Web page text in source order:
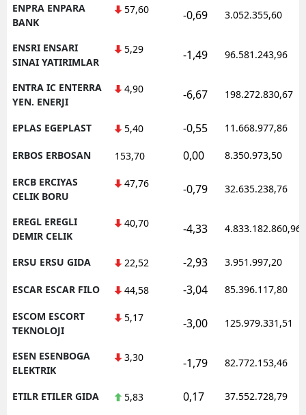
ENPRA ENPARA
BANK
57,60 -0,69 3.052.355,60
ENSRI ENSARI
SINAI YATIRIMLAR
5,29 -1,49 96.581.243,96
ENTRA IC ENTERRA
YEN. ENERJI
4,90 -6,67 198.272.830,67
EPLAS EGEPLAST 5,40 -0,55 11.668.977,86
ERBOS ERBOSAN 153,70 0,00 8.350.973,50
ERCB ERCIYAS
CELIK BORU
47,76 -0,79 32.635.238,76
EREGL EREGLI
DEMIR CELIK
40,70 -4,33 4.833.182.860,96
ERSU ERSU GIDA 22,52 -2,93 3.951.997,20
ESCAR ESCAR FILO 44,58 -3,04 85.396.117,80
ESCOM ESCORT
TEKNOLOJI
5,17 -3,00 125.979.331,51
ESEN ESENBOGA
ELEKTRIK
3,30 -1,79 82.772.153,46
ETILR ETILER GIDA 5,83 0,17 37.552.728,79